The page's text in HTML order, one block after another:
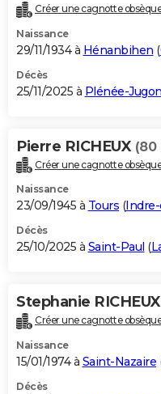
Créer une cagnotte
Naissance
29/11/1934 à Hénanbihen (
Décès
25/11/2025 à Plénée-Jugon
Pierre RICHEUX (80
Créer une cagnotte
Naissance
23/09/1945 à Tours (
Décès
25/10/2025 à Saint-Paul (
Stephanie RICHEUX
Créer une cagnotte
Naissance
15/01/1974 à Saint-Nazaire
Décès